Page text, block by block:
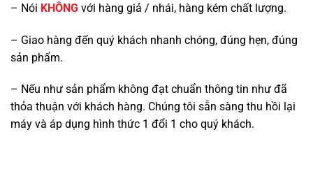
– Nói KHÔNG với hàng giả / nhái, hàng kém chất lượng.
– Giao hàng đến quý khách nhanh chóng, đúng hẹn, đúng
sản phẩm.
– Nếu như sản phẩm không đạt chuẩn thông tin như đã
thỏa thuận với khách hàng. Chúng tôi sẵn sàng thu hồi lại
máy và áp dụng hình thức 1 đổi 1 cho quý khách.